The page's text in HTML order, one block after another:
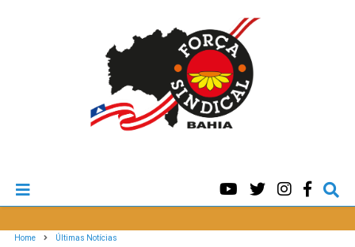
Home Últimas Notícias